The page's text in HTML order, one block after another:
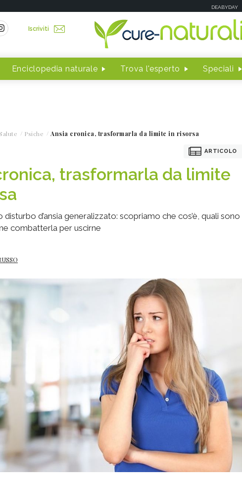
DEABYDAY
Iscriviti
Enciclopedia naturale Trova l'esperto Speciali
Salute Psiche Ansia cronica, trasformarla da limite in risorsa
ARTICOLO
trasformarla da limite
disturbo d’ansia generalizzato: scopriamo che cos’è, quali sono
combatterla per uscirne